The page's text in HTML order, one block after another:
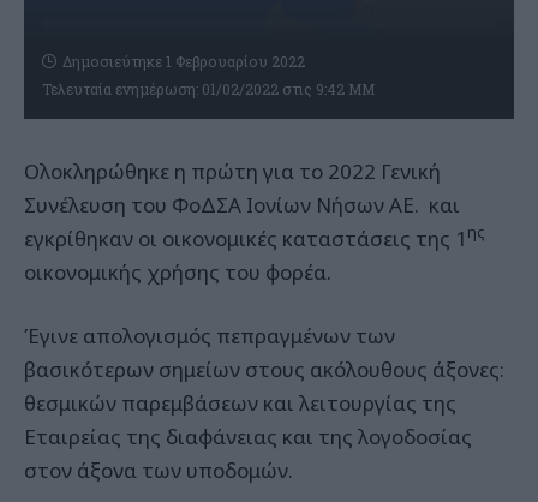
Τελευταία ενημέρωση: 01/02/2022 στις 9:42 ΜΜ
Δημοσιεύτηκε 1 Φεβρουαρίου 2022
Ολοκληρώθηκε η πρώτη για το 2022 Γενική
Συνέλευση του ΦοΔΣΑ Ιονίων Νήσων ΑΕ. και
εγκρίθηκαν οι οικονομικές καταστάσεις της 1 ης
οικονομικής χρήσης του φορέα.
Έγινε απολογισμός πεπραγμένων των
βασικότερων σημείων στους ακόλουθους άξονες:
θεσμικών παρεμβάσεων και λειτουργίας της
Εταιρείας της διαφάνειας και της λογοδοσίας
στον άξονα των υποδομών.